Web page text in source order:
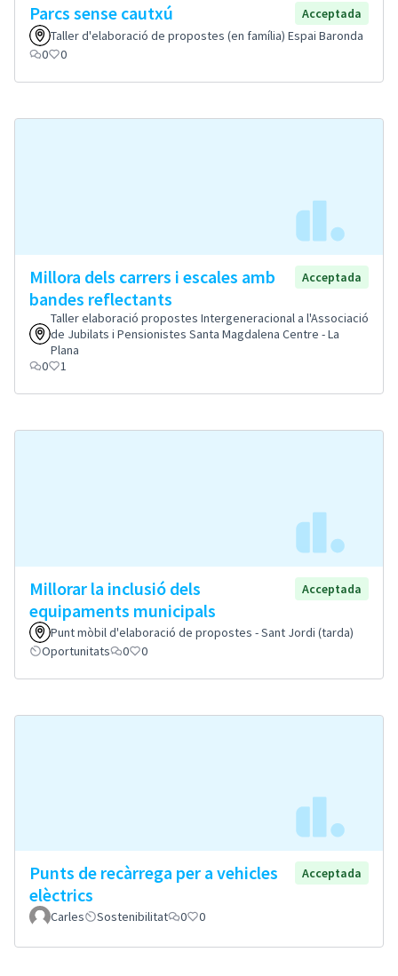
Parcs sense cautxú
Acceptada
Taller d'elaboració de propostes (en família) Espai Baronda
0
0
Millora dels carrers i escales amb
bandes reflectants
Acceptada
Taller elaboració propostes Intergeneracional a l'Associació
de Jubilats i Pensionistes Santa Magdalena Centre - La
Plana
0
1
Millorar la inclusió dels
equipaments municipals
Acceptada
Punt mòbil d'elaboració de propostes - Sant Jordi (tarda)
Oportunitats
0 0
Punts de recàrrega per a vehicles
elèctrics
Acceptada
Carles Sostenibilitat 0 0